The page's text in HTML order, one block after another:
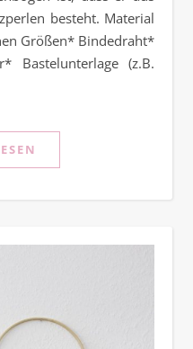
besteht. Material
Größen* Bindedraht*
Bastelunterlage (z.B.